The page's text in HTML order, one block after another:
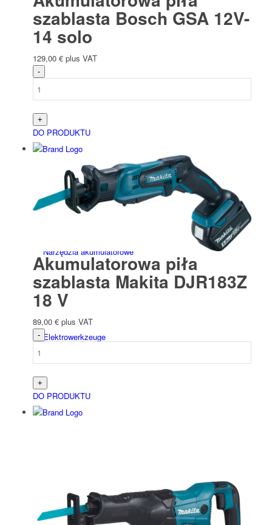
Narzędzia ręczne
Niet­werk­zeuge
Narzędzia akumulatorowe
Elektro­werk­zeuge
Schweiß­werk­zeuge
szablasta Bosch GSA 12V-
14 solo
129,00 € plus VAT
DO PRODUKTU
Akumulatorowa piła
szablasta Makita DJR183Z
18 V
89,00 € plus VAT
DO PRODUKTU